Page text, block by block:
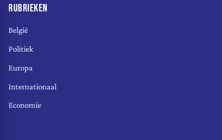
RUBRIEKEN
België
Politiek
Europa
Internationaal
Economie